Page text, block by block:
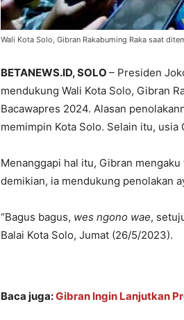
Wali Kota Solo, Gibran Rakabuming Raka saat
BETANEWS.ID, SOLO – Presiden
mendukung Wali Kota Solo, Gibran
Bacawapres 2024. Alasan
memimpin Kota Solo. Selain itu, usia
Menanggapi hal itu, Gibran
demikian, ia mendukung penolakan
“Bagus bagus, wes ngono wae,
Balai Kota Solo, Jumat (26/5/2023).
Baca juga:Gibran Ingin Lanjutkan